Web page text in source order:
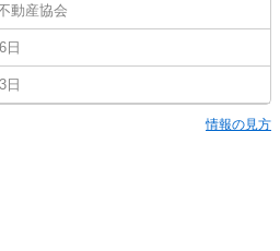
動産協会
日
日
情報の見方